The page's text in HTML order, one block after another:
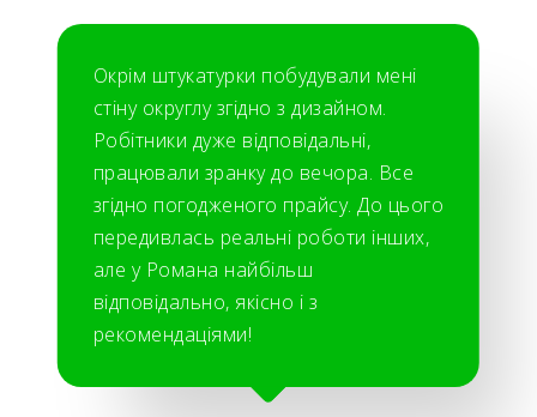
Окрім штукатурки побудували мені
стіну округлу згідно з дизайном.
Робітники дуже відповідальні,
працювали зранку до вечора. Все
згідно погодженого прайсу. До цього
передивлась реальні роботи інших,
але у Романа найбільш
відповідально, якісно і з
рекомендаціями!